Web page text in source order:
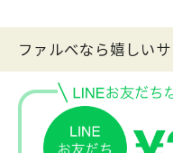
ファルべなら嬉しい